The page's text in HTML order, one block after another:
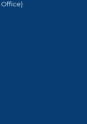
Office)